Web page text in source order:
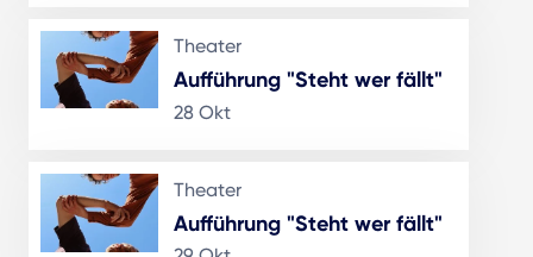
Theater
Aufführung "Steht wer fällt"
28 Okt
Theater
Aufführung "Steht wer fällt"